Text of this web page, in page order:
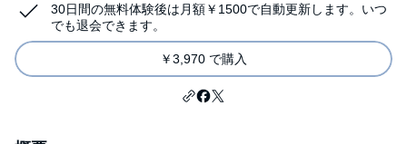
30日間の無料体験後は月額￥1500で自動更新します。いつ
でも退会できます。
￥3,970 で購入